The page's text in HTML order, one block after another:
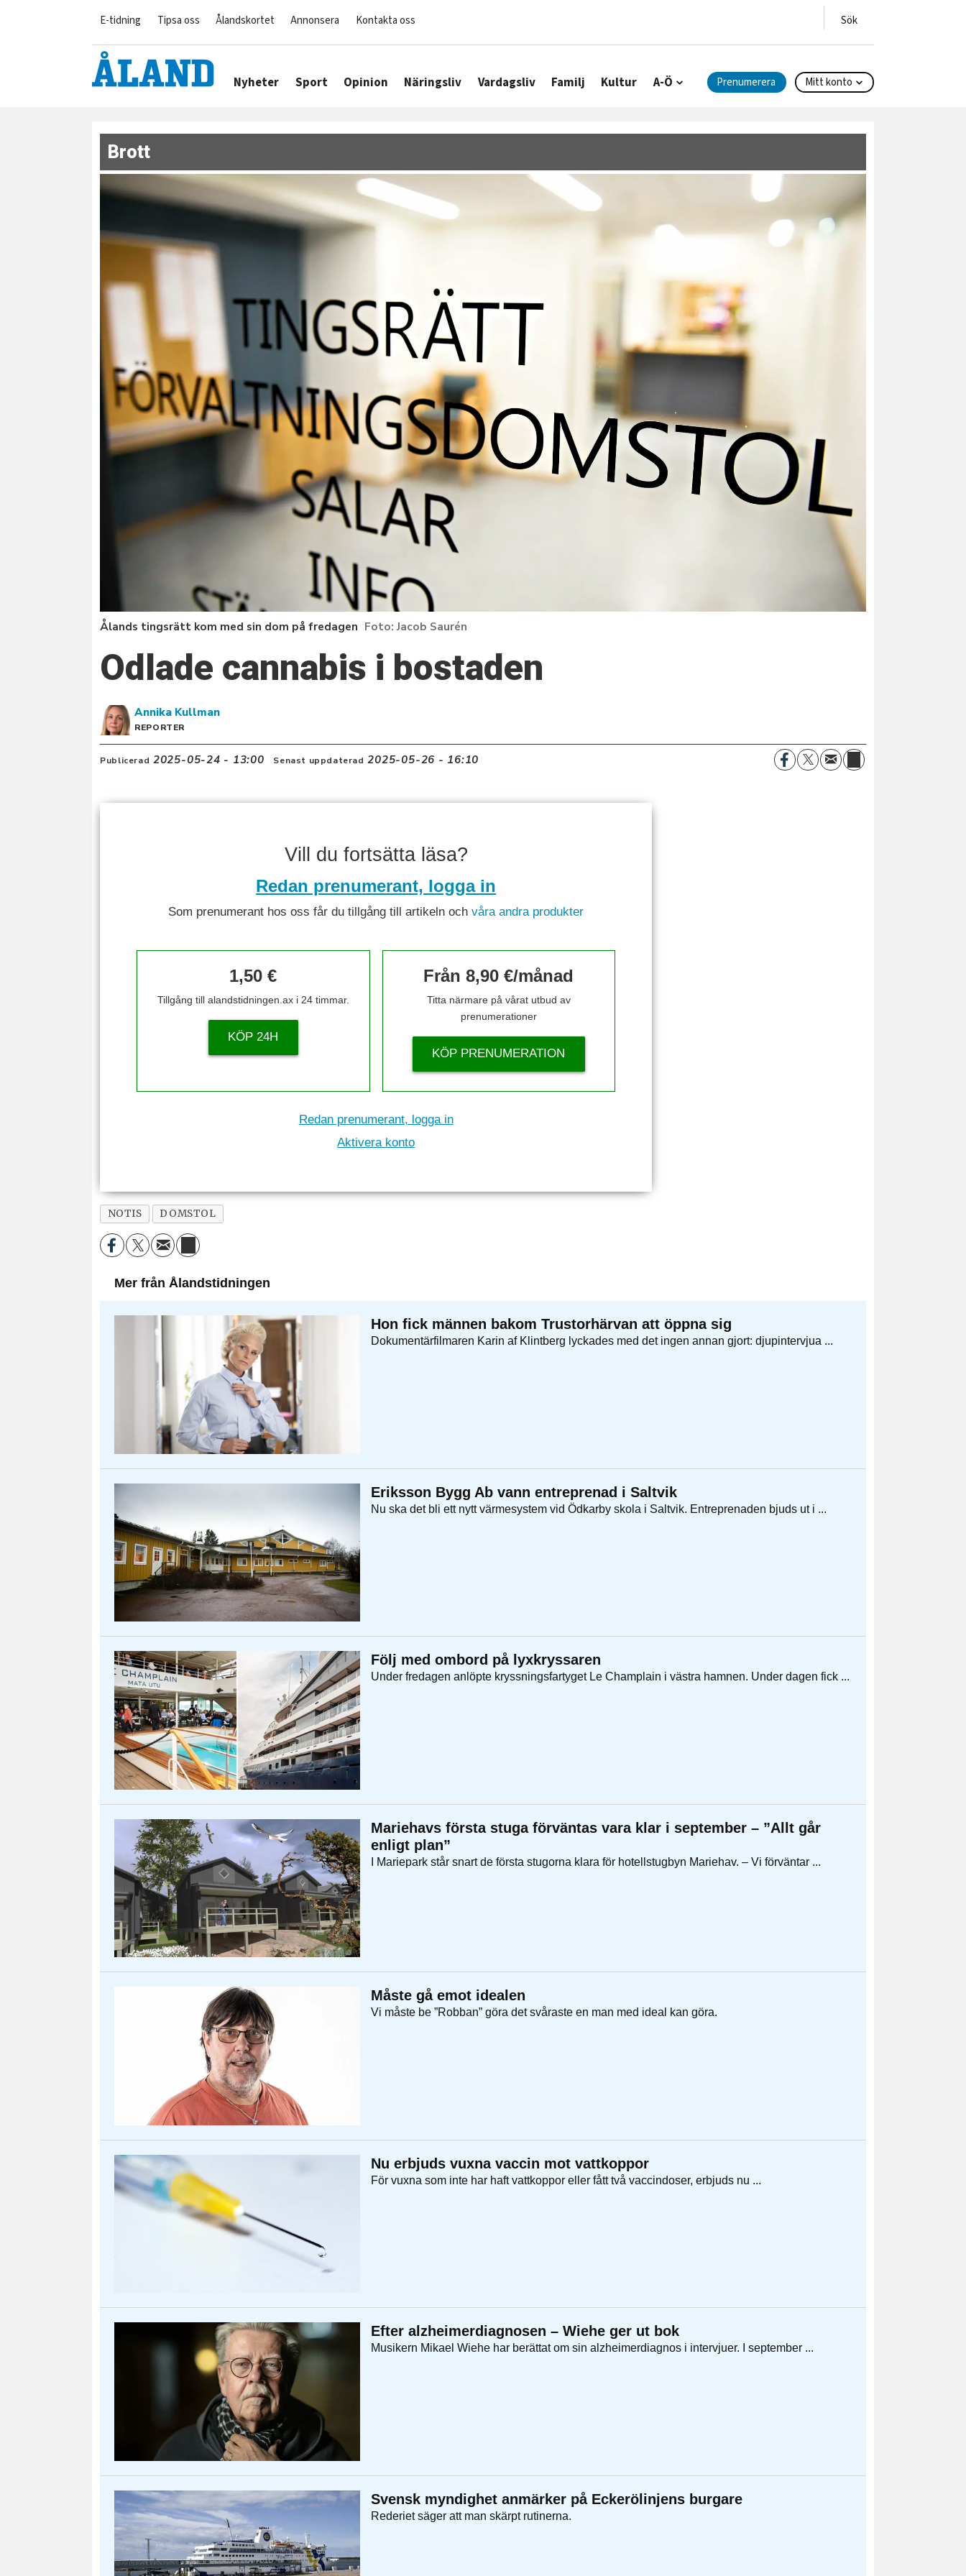
E-tidning Tipsa oss Ålandskortet Annonsera Kontakta oss
Nyheter Sport Opinion Näringsliv Vardagsliv Familj Kultur A-Ö Prenumerera Mitt konto
Brott
Ålands tingsrätt kom med sin dom på fredagen Jacob Saurén
Odlade cannabis i bostaden
Annika Kullman
REPORTER
Publicerad 2025-05-24 - 13:00 Senast uppdaterad 2025-05-26 - 16:10
Vill du fortsätta läsa?
Redan prenumerant, logga in
Som prenumerant hos oss får du tillgång till artikeln ochvåra andra produkter
1,50 €
Tillgång till alandstidningen.ax i 24 timmar.
KÖP 24H
Från 8,90 €/månad
Titta närmare på vårat utbud av
prenumerationer
KÖP PRENUMERATION
Redan prenumerant, logga in
Aktivera konto
NOTIS DOMSTOL